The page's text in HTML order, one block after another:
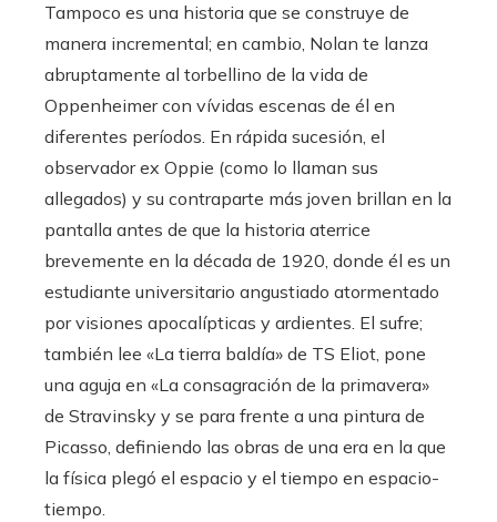
Tampoco es una historia que se construye de
manera incremental; en cambio, Nolan te lanza
abruptamente al torbellino de la vida de
Oppenheimer con vívidas escenas de él en
diferentes períodos. En rápida sucesión, el
observador ex Oppie (como lo llaman sus
allegados) y su contraparte más joven brillan en la
pantalla antes de que la historia aterrice
brevemente en la década de 1920, donde él es un
estudiante universitario angustiado atormentado
por visiones apocalípticas y ardientes. El sufre;
también lee «La tierra baldía» de TS Eliot, pone
una aguja en «La consagración de la primavera»
de Stravinsky y se para frente a una pintura de
Picasso, definiendo las obras de una era en la que
la física plegó el espacio y el tiempo en espacio-
tiempo.